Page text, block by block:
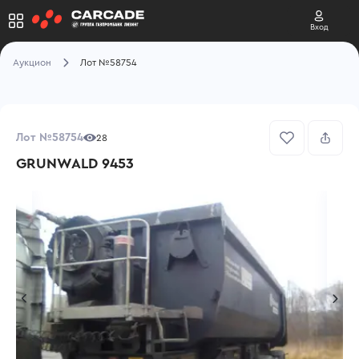
Вход
Аукцион Лот №58754
Лот №58754 28
GRUNWALD 9453